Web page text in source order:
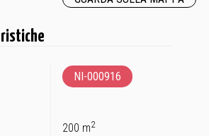
NI-000916
200 m2